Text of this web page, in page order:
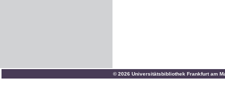
© 2026 Universitätsbibliothek Frankfurt am